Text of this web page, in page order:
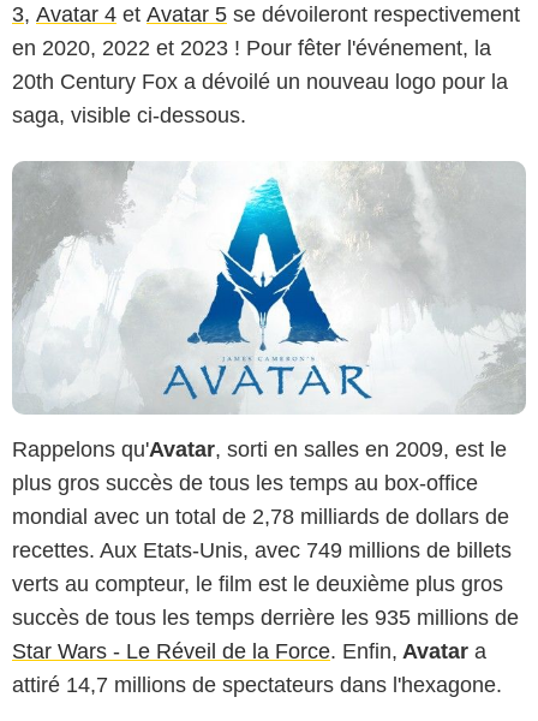
3, Avatar 4 et Avatar 5 se dévoileront respectivement
en 2020, 2022 et 2023 ! Pour fêter l'événement, la
20th Century Fox a dévoilé un nouveau logo pour la
saga, visible ci-dessous.
Rappelons qu'Avatar, sorti en salles en 2009, est le
plus gros succès de tous les temps au box-office
mondial avec un total de 2,78 milliards de dollars de
recettes. Aux Etats-Unis, avec 749 millions de billets
verts au compteur, le film est le deuxième plus gros
succès de tous les temps derrière les 935 millions de
Star Wars - Le Réveil de la Force. Enfin, Avatar a
attiré 14,7 millions de spectateurs dans l'hexagone.